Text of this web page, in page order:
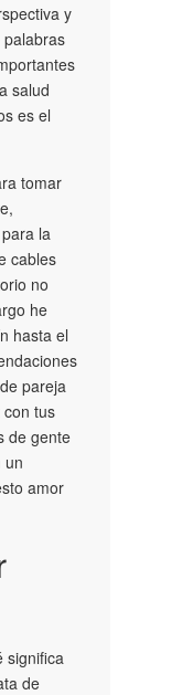
y
salud
es el
tomar
la
cables
no
he
hasta el
pareja
con tus
de gente
un
amor
significa
de